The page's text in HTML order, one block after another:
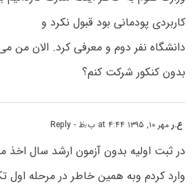
کاربردی پودمانی بود قبول نکرد و
دانشگاه نفر دوم و معرفی کرد. الان من
بدون کنکور شرکت کنم؟
ع.رمهر ۱۰, ۱۳۹۵ at ۴:۴۴ ب٫ظ - Reply
در ثبت اولیه بدون آزمون ارشد سال اخذ
وارد کردم وبه همین خاطر در مرحله